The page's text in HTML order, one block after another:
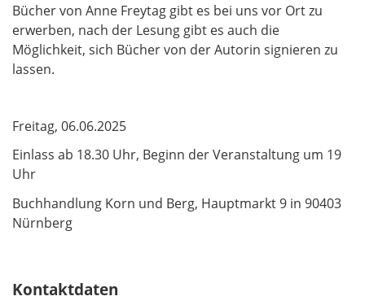
Bücher von Anne Freytag gibt es bei uns vor Ort zu
erwerben, nach der Lesung gibt es auch die
Möglichkeit, sich Bücher von der Autorin signieren zu
lassen.
Freitag, 06.06.2025
Einlass ab 18.30 Uhr, Beginn der Veranstaltung um 19
Uhr
Buchhandlung Korn und Berg, Hauptmarkt 9 in 90403
Nürnberg
Kontaktdaten